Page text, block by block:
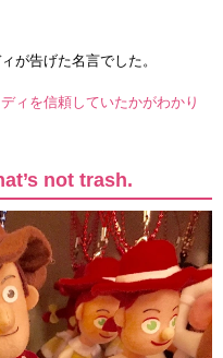
が告げた名言でした。
ィを信頼していたかがわかり
not trash.